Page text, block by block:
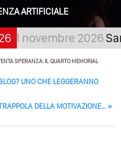
Politica? Il
Incrociate
Il Mio Intervento Per
Wedding
ARTIFICIALE
2026San
SPERANZA: IL QUARTO MEMORIAL
UNO CHE LEGGERANNO
DELLA MOTIVAZIONE… »